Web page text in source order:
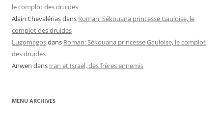
le complot des druides
Alain Chevalériasdans Roman: Sékouana princesse Gauloise, le
complot des druides
Lugomagosdans Roman: Sékouana princesse Gauloise, le complot
des druides
Anwen dans Iran et Israël, des frères ennemis
MENU ARCHIVES